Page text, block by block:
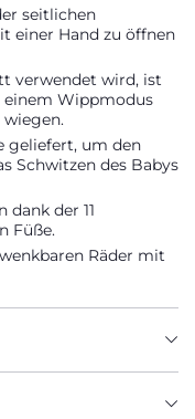
seitlichen
einer Hand zu öffnen
verwendet wird, ist
einem Wippmodus
geliefert, um den
Schwitzen des Babys
der 11
Füße.
Räder mit